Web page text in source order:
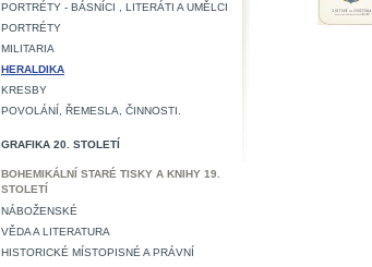
PORTRÉTY - BÁSNÍCI , LITERÁTI A UMĚLCI
PORTRÉTY
MILITARIA
HERALDIKA
KRESBY
POVOLÁNÍ, ŘEMESLA, ČINNOSTI.
GRAFIKA 20. STOLETÍ
BOHEMIKÁLNÍ STARÉ TISKY A KNIHY 19.
STOLETÍ
NÁBOŽENSKÉ
VĚDA A LITERATURA
HISTORICKÉ MÍSTOPISNÉ A PRÁVNÍ